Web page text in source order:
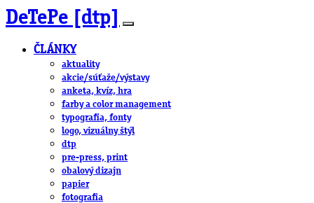
DeTePe [dtp]
ČLÁNKY
aktuality
akcie/súťaže/výstavy
anketa, kvíz, hra
farby a color management
typografia, fonty
logo, vizuálny štýl
dtp
pre-press, print
obalový dizajn
papier
fotografia